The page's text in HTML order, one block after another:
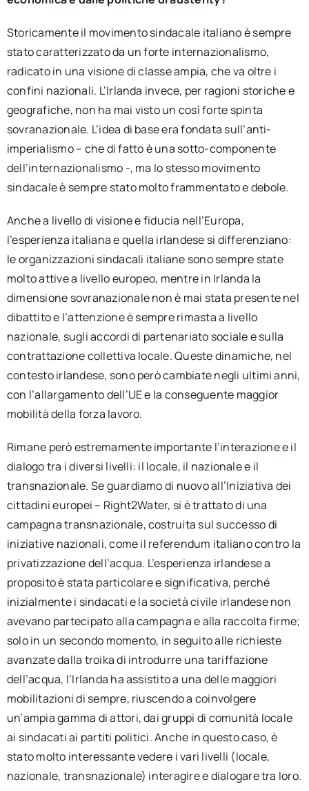
Storicamente il movimento sindacale italiano è sempre
stato caratterizzato da un forte internazionalismo,
radicato in una visione di classe ampia, che va oltre i
confini nazionali. L’Irlanda invece, per ragioni storiche e
geografiche, non ha mai visto un così forte spinta
sovranazionale. L’idea di base era fondata sull’anti-
imperialismo – che di fatto è una sotto-componente
dell’internazionalismo -, ma lo stesso movimento
sindacale è sempre stato molto frammentato e debole.
Anche a livello di visione e fiducia nell’Europa,
l’esperienza italiana e quella irlandese si differenziano:
le organizzazioni sindacali italiane sono sempre state
molto attive a livello europeo, mentre in Irlanda la
dimensione sovranazionale non è mai stata presente nel
dibattito e l’attenzione è sempre rimasta a livello
nazionale, sugli accordi di partenariato sociale e sulla
contrattazione collettiva locale. Queste dinamiche, nel
contesto irlandese, sono però cambiate negli ultimi anni,
con l’allargamento dell’UE e la conseguente maggior
mobilità della forza lavoro.
Rimane però estremamente importante l’interazione e il
dialogo tra i diversi livelli: il locale, il nazionale e il
transnazionale. Se guardiamo di nuovo all’Iniziativa dei
cittadini europei – Right2Water, si è trattato di una
campagna transnazionale, costruita sul successo di
iniziative nazionali, come il referendum italiano contro la
privatizzazione dell’acqua. L’esperienza irlandese a
proposito è stata particolare e significativa, perché
inizialmente i sindacati e la società civile irlandese non
avevano partecipato alla campagna e alla raccolta firme;
solo in un secondo momento, in seguito alle richieste
avanzate dalla troika di introdurre una tariffazione
dell’acqua, l’Irlanda ha assistito a una delle maggiori
mobilitazioni di sempre, riuscendo a coinvolgere
un’ampia gamma di attori, dai gruppi di comunità locale
ai sindacati ai partiti politici. Anche in questo caso, è
stato molto interessante vedere i vari livelli (locale,
nazionale, transnazionale) interagire e dialogare tra loro.